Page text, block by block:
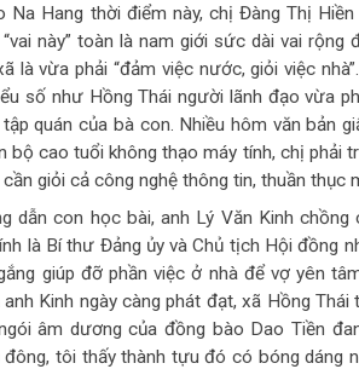
Na Hang thời điểm này, chị Đàng Thị
này” toàn là nam giới sức dài vai rộng
là vừa phải “đảm việc nước, giỏi việc
số như Hồng Thái người lãnh đạo vừa
quán của bà con. Nhiều hôm văn bản
bộ cao tuổi không thạo máy tính, chị phải
giỏi cả công nghệ thông tin, thuần thục
dẫn con học bài, anh Lý Văn Kinh
là Bí thư Đảng ủy và Chủ tịch Hội đồng
giúp đỡ phần việc ở nhà để vợ yên
Kinh ngày càng phát đạt, xã Hồng
âm dương của đồng bào Dao Tiền
đông, tôi thấy thành tựu đó có bóng dáng